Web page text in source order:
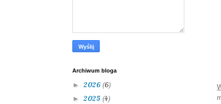
Archiwum bloga
► 2026 (6)
► 2025 (4)